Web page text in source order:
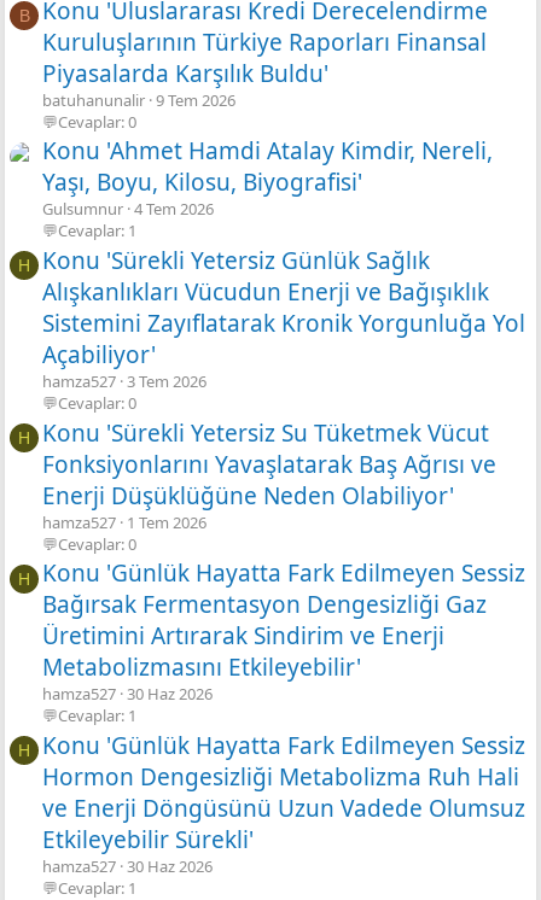
B
Konu 'Uluslararası Kredi Derecelendirme
Kuruluşlarının Türkiye Raporları Finansal
Piyasalarda Karşılık Buldu'
batuhanunalir 9 Tem 2026
💬Cevaplar: 0
Konu 'Ahmet Hamdi Atalay Kimdir, Nereli,
Yaşı, Boyu, Kilosu, Biyografisi'
Gulsumnur 4 Tem 2026
💬Cevaplar: 1
H
Konu 'Sürekli Yetersiz Günlük Sağlık
Alışkanlıkları Vücudun Enerji ve Bağışıklık
Sistemini Zayıflatarak Kronik Yorgunluğa Yol
Açabiliyor'
hamza527 3 Tem 2026
💬Cevaplar: 0
H
Konu 'Sürekli Yetersiz Su Tüketmek Vücut
Fonksiyonlarını Yavaşlatarak Baş Ağrısı ve
Enerji Düşüklüğüne Neden Olabiliyor'
hamza527 1 Tem 2026
💬Cevaplar: 0
H
Konu 'Günlük Hayatta Fark Edilmeyen Sessiz
Bağırsak Fermentasyon Dengesizliği Gaz
Üretimini Artırarak Sindirim ve Enerji
Metabolizmasını Etkileyebilir'
hamza527 30 Haz 2026
💬Cevaplar: 1
H
Konu 'Günlük Hayatta Fark Edilmeyen Sessiz
Hormon Dengesizliği Metabolizma Ruh Hali
ve Enerji Döngüsünü Uzun Vadede Olumsuz
Etkileyebilir Sürekli'
hamza527 30 Haz 2026
💬Cevaplar: 1